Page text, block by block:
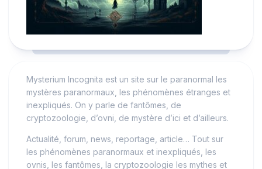
Mysterium Incognita est un site sur le paranormal les
mystères paranormaux, les phénomènes étranges et
inexpliqués. On y parle de fantômes, de
cryptozoologie, d’ovni, de mystère d’ici et d’ailleurs.
Actualité, forum, news, reportage, article… Tout sur
les phénomènes paranormaux et inexpliqués, les
ovnis, les fantômes, la cryptozoologie les mythes et